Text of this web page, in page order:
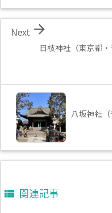
日枝神社（東京都・

Next
八坂神社（
 関連記事